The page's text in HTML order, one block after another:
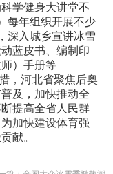
学健身大讲堂不
每年组织开展不少
深入城乡宣讲冰雪
蓝皮书、编制印
）手册等
，河北省聚焦后奥
及，加快推动全
提高全省人民群
加快建设体育强
献。